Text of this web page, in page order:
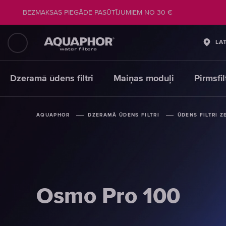
Dzeramā ūdens filtri Maiņas moduļi
BEZMAKSAS PIEGĀDE PASŪTĪJUMIEM NO 30 €
AQUAPHOR DZERAMĀ ŪDENS FILTRI ŪDENS FILTRI
Osmo Pro 100
AQUAPHOR DZERAMĀ ŪDENS FILTRI ŪDENS FILTRI
Osmo Pro 100
AQUAPHOR DZERAMĀ ŪDENS FILTRI ŪDENS FILTRI
Osmo Pro 100